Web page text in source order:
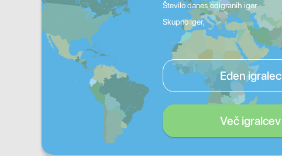
Število danes odigranih iger
Skupno iger
Eden igralec
Več igralcev